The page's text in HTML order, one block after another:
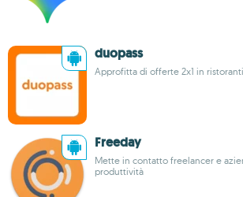
duopass
Approfitta di offerte 2x1 in
Freeday
Mette in contatto freelancer e
produttività